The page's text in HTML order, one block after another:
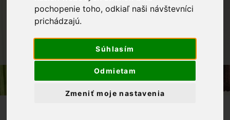
pochopenie toho, odkiaľ naši návštevníci
prichádzajú.
Súhlasím
Odmietam
Zmeniť moje nastavenia
OBCHOD ZÁCLONY
VITRÁŽNA ZÁCLONA VÝŠIVKA NA
TKANOM BATISTE MACRAMÉ 45 CM - BIELA